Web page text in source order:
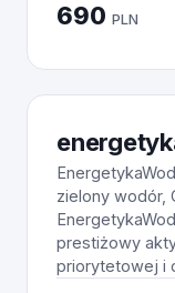
690 PLN
zielony wodór,
prestiżowy
priorytetowej i